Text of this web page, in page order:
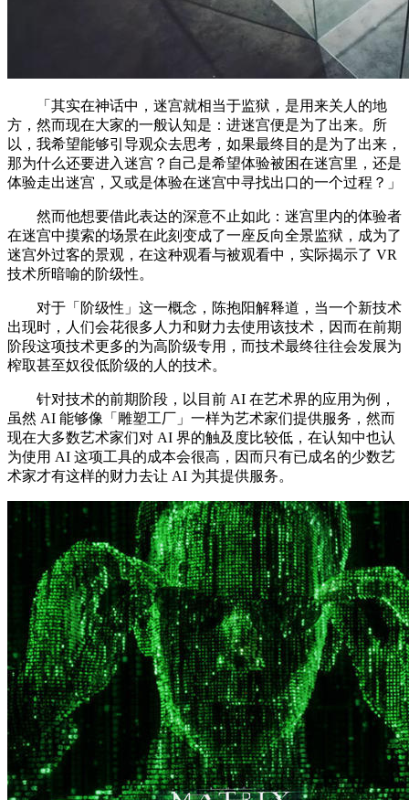
「其实在神话中，迷宫就相当于监狱，是用来关人的地
方，然而现在大家的一般认知是：进迷宫便是为了出来。所
以，我希望能够引导观众去思考，如果最终目的是为了出来，
那为什么还要进入迷宫？自己是希望体验被困在迷宫里，还是
体验走出迷宫，又或是体验在迷宫中寻找出口的一个过程？」
然而他想要借此表达的深意不止如此：迷宫里内的体验者
在迷宫中摸索的场景在此刻变成了一座反向全景监狱，成为了
迷宫外过客的景观，在这种观看与被观看中，实际揭示了 VR
技术所暗喻的阶级性。
对于「阶级性」这一概念，陈抱阳解释道，当一个新技术
出现时，人们会花很多人力和财力去使用该技术，因而在前期
阶段这项技术更多的为高阶级专用，而技术最终往往会发展为
榨取甚至奴役低阶级的人的技术。
针对技术的前期阶段，以目前 AI 在艺术界的应用为例，
虽然 AI 能够像「雕塑工厂」一样为艺术家们提供服务，然而
现在大多数艺术家们对 AI 界的触及度比较低，在认知中也认
为使用 AI 这项工具的成本会很高，因而只有已成名的少数艺
术家才有这样的财力去让 AI 为其提供服务。